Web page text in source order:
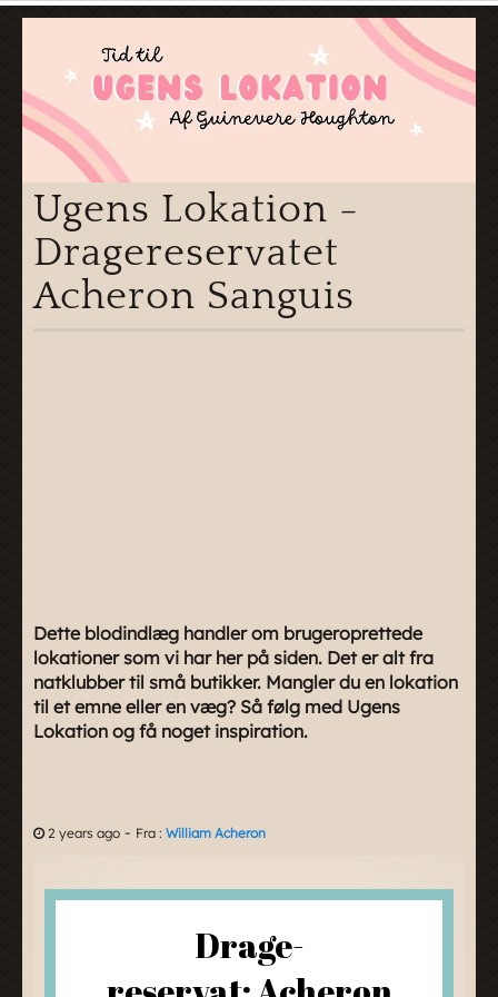
Ugens Lokation -
Dragereservatet
Acheron Sanguis
Dette blodindlæg handler om brugeroprettede
lokationer som vi har her på siden. Det er alt fra
natklubber til små butikker. Mangler du en lokation
til et emne eller en væg? Så følg med Ugens
Lokation og få noget inspiration.
2 years ago - Fra : William Acheron